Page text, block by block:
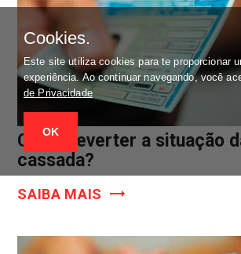
Como reverter a situação
cassada?
SAIBA MAIS
Cookies.
Este site utiliza cookies para te proporcionar
experiência. Ao continuar navegando, você
de Privacidade
OK